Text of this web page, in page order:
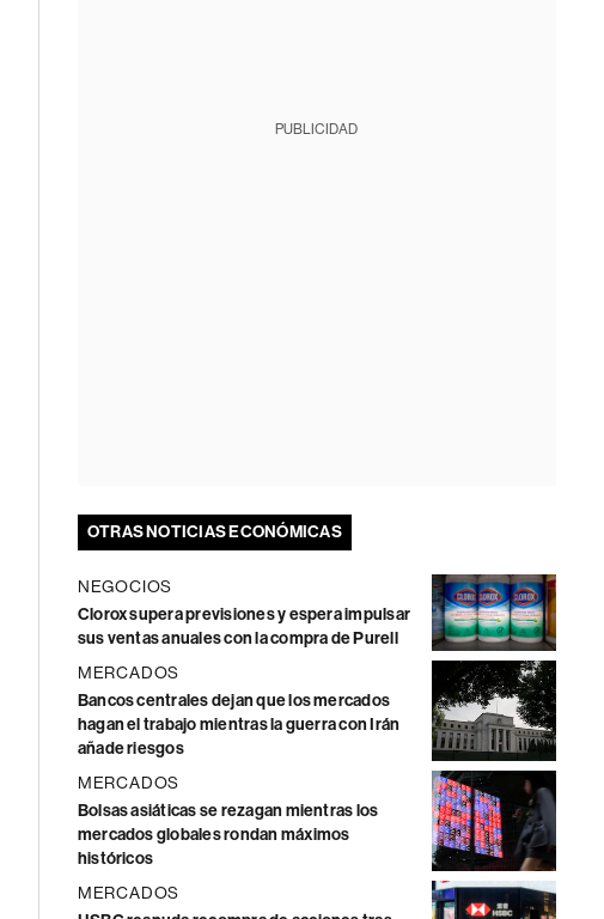
PUBLICIDAD
OTRAS NOTICIAS ECONÓMICAS
NEGOCIOS
Clorox supera previsiones y espera impulsar
sus ventas anuales con la compra de Purell
MERCADOS
Bancos centrales dejan que los mercados
hagan el trabajo mientras la guerra con Irán
añade riesgos
MERCADOS
Bolsas asiáticas se rezagan mientras los
mercados globales rondan máximos
históricos
MERCADOS